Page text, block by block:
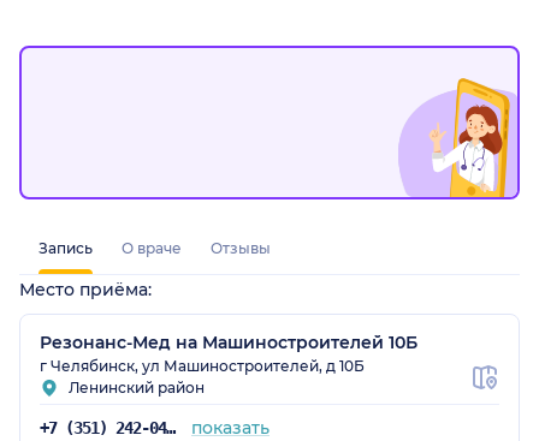
Запись О враче Отзывы
Место приёма:
Резонанс-Мед на Машиностроителей 10Б
г Челябинск, ул Машиностроителей, д 10Б
Ленинский район
+7 (351) 242-04-08 показать